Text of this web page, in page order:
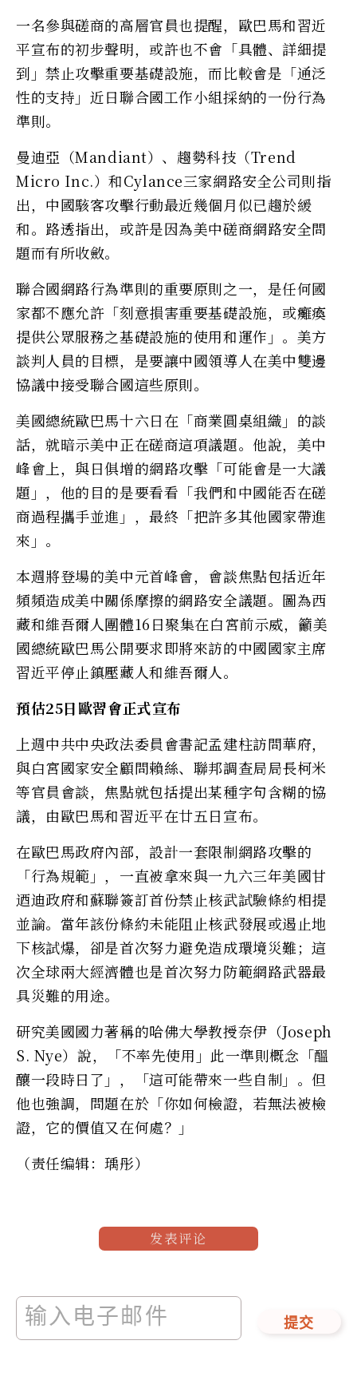
一名參與磋商的高層官員也提醒，歐巴馬和習近
平宣布的初步聲明，或許也不會「具體、詳細提
到」禁止攻擊重要基礎設施，而比較會是「通泛
性的支持」近日聯合國工作小組採納的一份行為
準則。
曼迪亞（Mandiant）、趨勢科技（Trend
Micro Inc.）和Cylance三家網路安全公司則指
出，中國駭客攻擊行動最近幾個月似已趨於緩
和。路透指出，或許是因為美中磋商網路安全問
題而有所收斂。
聯合國網路行為準則的重要原則之一，是任何國
家都不應允許「刻意損害重要基礎設施，或癱瘓
提供公眾服務之基礎設施的使用和運作」。美方
談判人員的目標，是要讓中國領導人在美中雙邊
協議中接受聯合國這些原則。
美國總統歐巴馬十六日在「商業圓桌組織」的談
話，就暗示美中正在磋商這項議題。他說，美中
峰會上，與日俱增的網路攻擊「可能會是一大議
題」，他的目的是要看看「我們和中國能否在磋
商過程攜手並進」，最終「把許多其他國家帶進
來」。
本週將登場的美中元首峰會，會談焦點包括近年
頻頻造成美中關係摩擦的網路安全議題。圖為西
藏和維吾爾人團體16日聚集在白宮前示威，籲美
國總統歐巴馬公開要求即將來訪的中國國家主席
習近平停止鎮壓藏人和維吾爾人。
預估25日歐習會正式宣布
上週中共中央政法委員會書記孟建柱訪問華府，
與白宮國家安全顧問賴絲、聯邦調查局局長柯米
等官員會談，焦點就包括提出某種字句含糊的協
議，由歐巴馬和習近平在廿五日宣布。
在歐巴馬政府內部，設計一套限制網路攻擊的
「行為規範」，一直被拿來與一九六三年美國甘
迺迪政府和蘇聯簽訂首份禁止核武試驗條約相提
並論。當年該份條約未能阻止核武發展或遏止地
下核試爆，卻是首次努力避免造成環境災難；這
次全球兩大經濟體也是首次努力防範網路武器最
具災難的用途。
研究美國國力著稱的哈佛大學教授奈伊（Joseph
S. Nye）說，「不率先使用」此一準則概念「醞
釀一段時日了」，「這可能帶來一些自制」。但
他也強調，問題在於「你如何檢證，若無法被檢
證，它的價值又在何處？」
（责任编辑：瑀彤）
发表评论
提交